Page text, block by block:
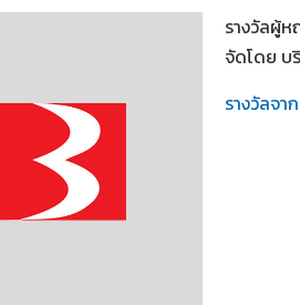
รางวัลผู้
จัดโดย บ
รางวัลจา